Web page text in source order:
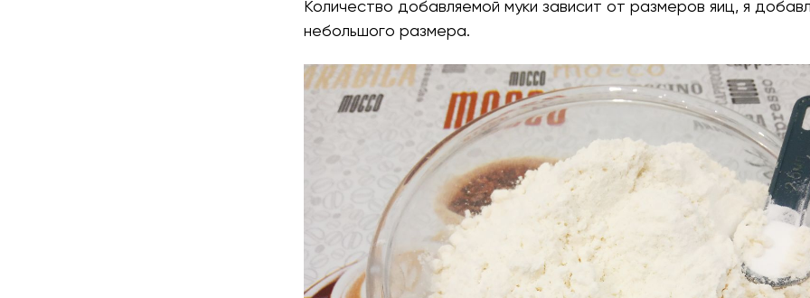
Количество добавляемой муки зависит от размеров яиц, я
небольшого размера.